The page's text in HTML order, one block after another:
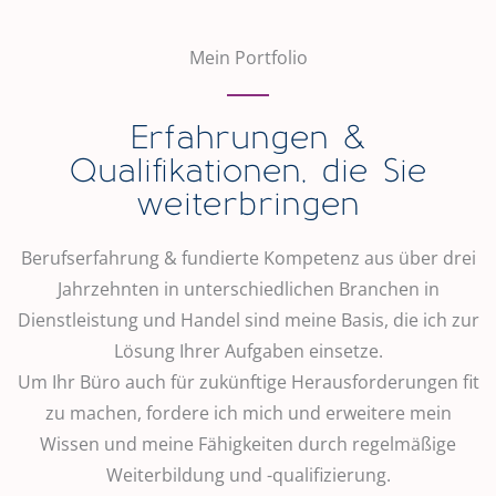
Mein Portfolio
Erfahrungen &
Qualifikationen, die Sie
weiterbringen
Berufserfahrung & fundierte Kompetenz aus über drei
Jahrzehnten in unterschiedlichen Branchen in
Dienstleistung und Handel sind meine Basis, die ich zur
Lösung Ihrer Aufgaben einsetze.
Um Ihr Büro auch für zukünftige Herausforderungen fit
zu machen, fordere ich mich und erweitere mein
Wissen und meine Fähigkeiten durch regelmäßige
Weiterbildung und -qualifizierung.